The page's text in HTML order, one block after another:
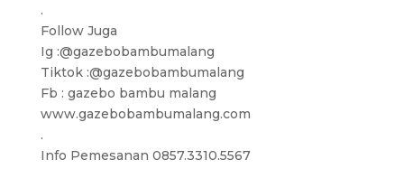
.
Follow Juga
Ig :@gazebobambumalang
Tiktok :@gazebobambumalang
Fb : gazebo bambu malang
www.gazebobambumalang.com
.
Info Pemesanan 0857.3310.5567